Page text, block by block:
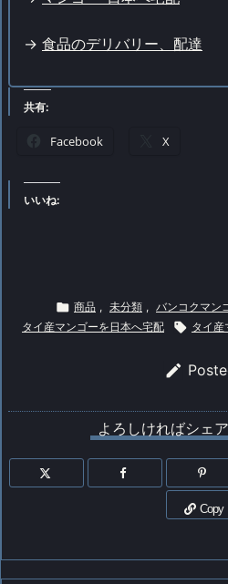
-> 食品のデリバリー、配達
共有:
Facebook X
いいね:
 商品 , 未分類 , バンコクマン
タイ産マンゴーを日本へ宅配
 タイ産

よろしければシェ
Copy